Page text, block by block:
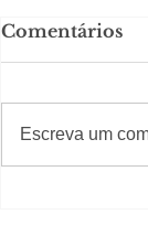
Comentários
Escreva um